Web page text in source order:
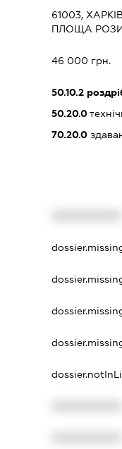
61003,
ПЛОЩА РОЗИ
46 000 грн.
50.10.2
50.20.0
70.20.0